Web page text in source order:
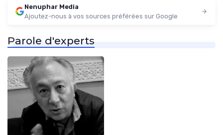
Nenuphar Media
Ajoutez-nous à vos sources préférées sur Google
Parole d'experts